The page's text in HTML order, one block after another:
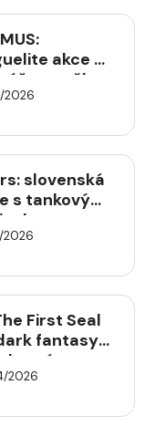
akce s
vyšla v
2026
slovenská
s tankovými
do
na
2026
First Seal
fantasy
2026